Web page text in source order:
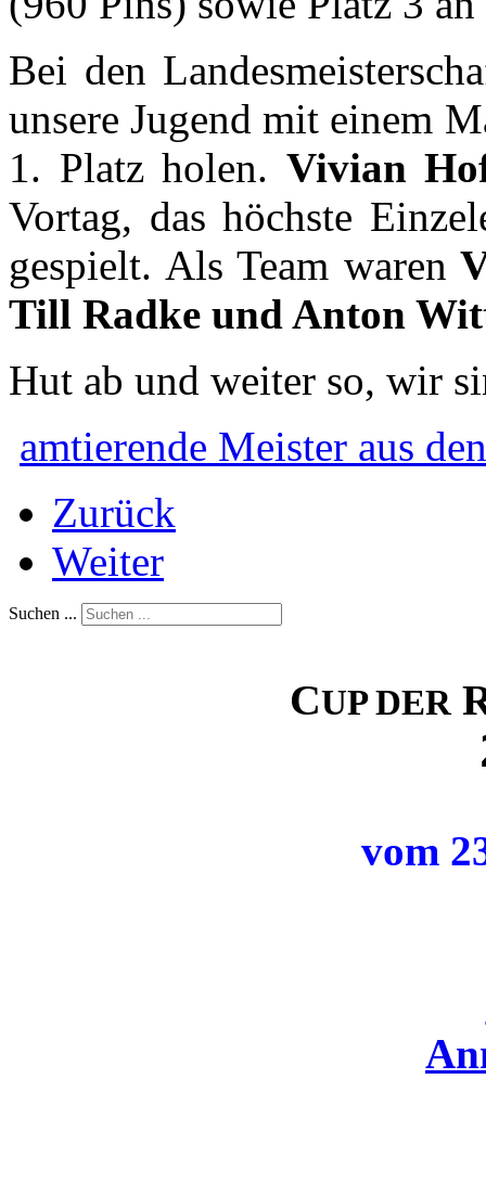
Bei den
unsere Jugend mit einem
1. Platz holen. Vivian
Vortag, das höchste
gespielt. Als Team waren
Till Radke und Anton
Hut ab und weiter so, wir
amtierende Meister aus
Zurück
Weiter
Suchen ...
CUP DER
vom